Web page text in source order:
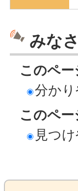
みな
このペ
分か
このペ
見つ